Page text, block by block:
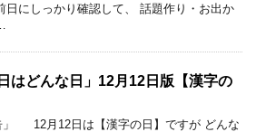
日にしっかり確認して、 話題作り・お出か
日はどんな日」12月12日版【漢字の
」 12月12日は【漢字の日】ですが どんな